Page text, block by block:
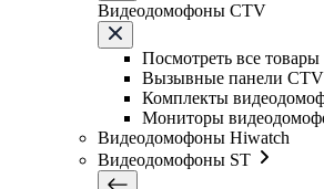
Видеодомофоны CTV
Посмотреть все товары
Вызывные панели CTV
Комплекты
Мониторы
Видеодомофоны Hiwatch
Видеодомофоны ST